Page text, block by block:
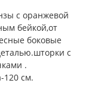
с оранжевой
бейкой,от
боковые
с
.
120 см.